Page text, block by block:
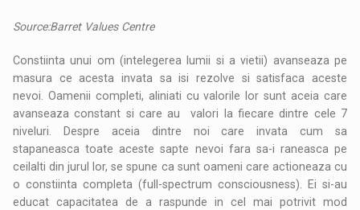
Source:Barret Values Centre
Constiinta unui om (intelegerea lumii si a vietii) avanseaza pe
masura ce acesta invata sa isi rezolve si satisfaca aceste
nevoi. Oamenii completi, aliniati cu valorile lor sunt aceia care
avanseaza constant si care au valori la fiecare dintre cele 7
niveluri. Despre aceia dintre noi care invata cum sa
stapaneasca toate aceste sapte nevoi fara sa-i raneasca pe
ceilalti din jurul lor, se spune ca sunt oameni care actioneaza cu
o constiinta completa (full-spectrum consciousness). Ei si-au
educat capacitatea de a raspunde in cel mai potrivit mod